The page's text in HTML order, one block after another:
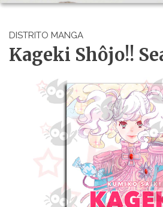
DISTRITO MANGA
Kageki Shôjo!!